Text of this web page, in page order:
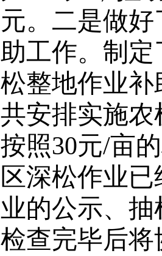
元。二是做
助工作。制定
松整地作业
共安排实施
按照30元/亩
区深松作业
业的公示、
检查完毕后